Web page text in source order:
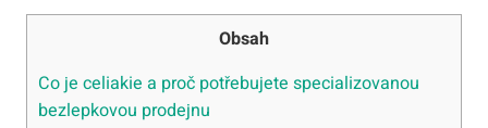
Obsah
Co je celiakie a proč potřebujete specializovanou
bezlepkovou prodejnu